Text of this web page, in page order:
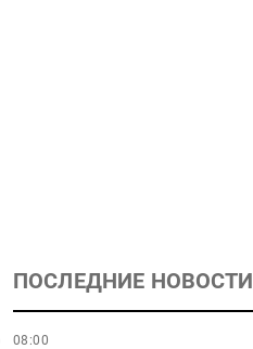
ПОСЛЕДНИЕ НОВОСТИ
08:00